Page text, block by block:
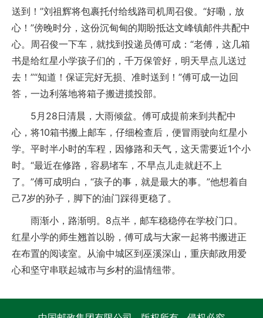
送到！”刘祖辉将包裹托付给线路司机周召俊。“好嘞，放
心！”傍晚时分，这份沉甸甸的期盼抵达文峰镇邮件共配中
心。周召俊一下车，就找到投递员傅可成：“老傅，这几箱
书是给红星小学孩子们的，千万保管好，明天早点儿送过
去！”“知道！保证完好无损、准时送到！”傅可成一边回
答，一边利落地将箱子搬进揽投部。
5月28日清晨，大雨倾盆。傅可成提前来到共配中
心，将10箱书搬上邮车，仔细检查后，便冒雨驶向红星小
学。平时半小时的车程，因修路和天气，这天需要近1个小
时。“最近在修路，容易堵车，不早点儿走就赶不上
了。”傅可成明白，“孩子的事，就是最大的事。”他想着自
己7岁的孙子，脚下的油门踩得更稳了。
雨渐小，路渐明。8点半，邮车稳稳停在学校门口。
红星小学的师生翘首以盼，傅可成与大家一起将书搬进正
在布置的阅读室。从渝中城区到巫溪深山，重庆邮政用爱
心和坚守串联起城市与乡村的温情纽带。